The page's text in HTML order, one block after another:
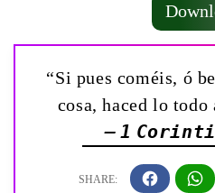
“Si pues coméis, ó
cosa, haced lo
— 1